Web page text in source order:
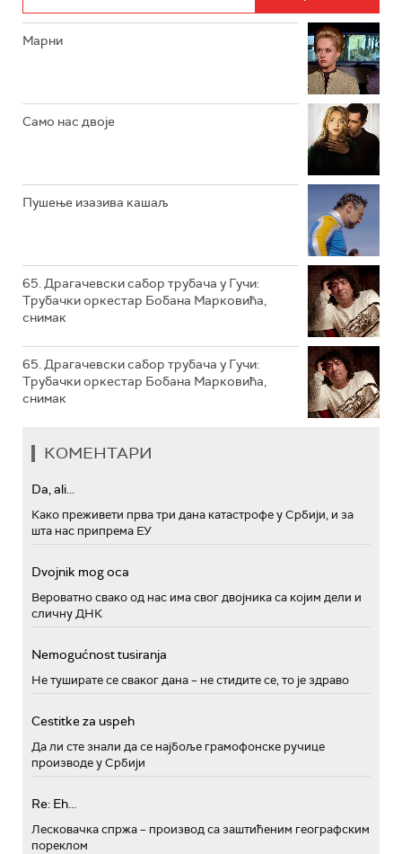
Марни
Само нас двоје
Пушење изазива кашаљ
65. Драгачевски сабор трубача у Гучи:
Трубачки оркестар Бобана Марковића,
снимак
65. Драгачевски сабор трубача у Гучи:
Трубачки оркестар Бобана Марковића,
снимак
КОМЕНТАРИ
Da, ali...
Како преживети прва три дана катастрофе у Србији, и за
шта нас припрема ЕУ
Dvojnik mog oca
Вероватно свако од нас има свог двојника са којим дели и
сличну ДНК
Nemogućnost tusiranja
Не туширате се сваког дана – не стидите се, то је здраво
Cestitke za uspeh
Да ли сте знали да се најбоље грамофонске ручице
производе у Србији
Re: Eh...
Лесковачка спржа – производ са заштићеним географским
пореклом